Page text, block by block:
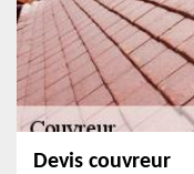
Devis couvreur